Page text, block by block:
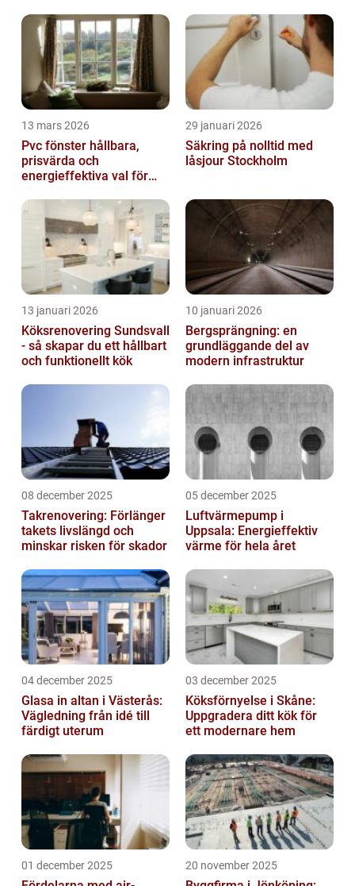
13 mars 2026
Pvc fönster hållbara,
prisvärda och
energieffektiva val för
29 januari 2026
Säkring på nolltid med
låsjour Stockholm
13 januari 2026
Köksrenovering Sundsvall
- så skapar du ett hållbart
och funktionellt kök
10 januari 2026
Bergsprängning: en
grundläggande del av
modern infrastruktur
08 december 2025
Takrenovering: Förlänger
takets livslängd och
minskar risken för skador
05 december 2025
Luftvärmepump i
Uppsala: Energieffektiv
värme för hela året
04 december 2025
Glasa in altan i Västerås:
Vägledning från idé till
färdigt uterum
03 december 2025
Köksförnyelse i Skåne:
Uppgradera ditt kök för
ett modernare hem
01 december 2025 20 november 2025